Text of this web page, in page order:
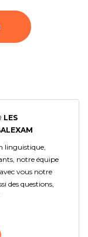
LES
linguistique,
notre équipe
vous notre
des questions,